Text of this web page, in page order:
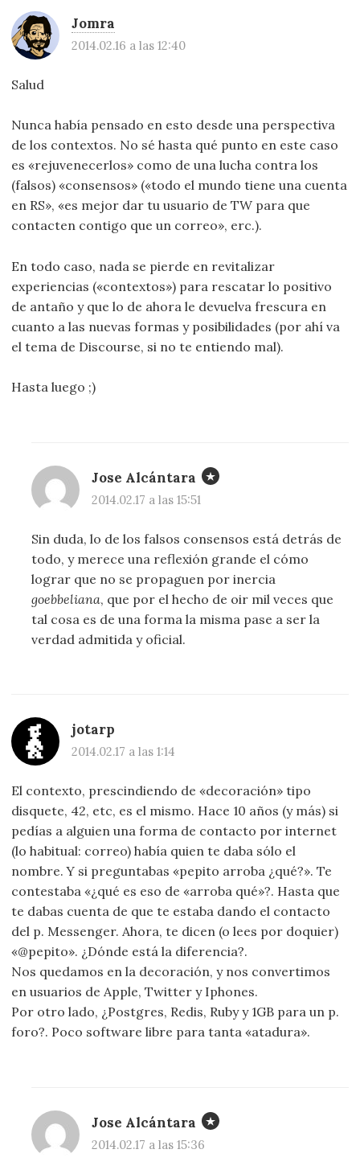
Jomra
2014.02.16 a las 12:40
Salud
Nunca había pensado en esto desde una perspectiva
de los contextos. No sé hasta qué punto en este caso
es «rejuvenecerlos» como de una lucha contra los
(falsos) «consensos» («todo el mundo tiene una cuenta
en RS», «es mejor dar tu usuario de TW para que
contacten contigo que un correo», erc.).
En todo caso, nada se pierde en revitalizar
experiencias («contextos») para rescatar lo positivo
de antaño y que lo de ahora le devuelva frescura en
cuanto a las nuevas formas y posibilidades (por ahí va
el tema de Discourse, si no te entiendo mal).
Hasta luego ;)
Jose Alcántara
2014.02.17 a las 15:51
Sin duda, lo de los falsos consensos está detrás de
todo, y merece una reflexión grande el cómo
lograr que no se propaguen por inercia
goebbeliana, que por el hecho de oir mil veces que
tal cosa es de una forma la misma pase a ser la
verdad admitida y oficial.
jotarp
2014.02.17 a las 1:14
El contexto, prescindiendo de «decoración» tipo
disquete, 42, etc, es el mismo. Hace 10 años (y más) si
pedías a alguien una forma de contacto por internet
(lo habitual: correo) había quien te daba sólo el
nombre. Y si preguntabas «pepito arroba ¿qué?». Te
contestaba «¿qué es eso de «arroba qué»?. Hasta que
te dabas cuenta de que te estaba dando el contacto
del p. Messenger. Ahora, te dicen (o lees por doquier)
«@pepito». ¿Dónde está la diferencia?.
Nos quedamos en la decoración, y nos convertimos
en usuarios de Apple, Twitter y Iphones.
Por otro lado, ¿Postgres, Redis, Ruby y 1GB para un p.
foro?. Poco software libre para tanta «atadura».
Jose Alcántara
2014.02.17 a las 15:36